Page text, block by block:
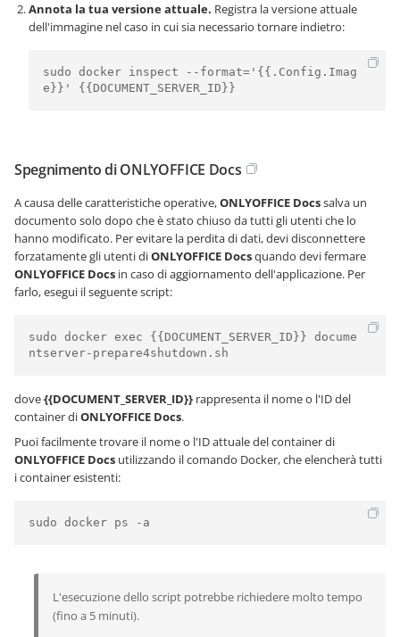
Annota la tua versione attuale. Registra la versione attuale
dell'immagine nel caso in cui sia necessario tornare indietro:
sudo docker inspect --format='{{.Config.Imag
e}}' {{DOCUMENT_SERVER_ID}}
Spegnimento di ONLYOFFICE Docs
A causa delle caratteristiche operative,ONLYOFFICE Docssalva un
documento solo dopo che è stato chiuso da tutti gli utenti che lo
hanno modificato. Per evitare la perdita di dati, devi disconnettere
forzatamente gli utenti diONLYOFFICE Docsquando devi fermare
ONLYOFFICE Docs in caso di aggiornamento dell'applicazione. Per
farlo, esegui il seguente script:
sudo docker exec {{DOCUMENT_SERVER_ID}} docume
ntserver-prepare4shutdown.sh
dove{{DOCUMENT_SERVER_ID}} rappresenta il nome o l'ID del
container diONLYOFFICE Docs.
Puoi facilmente trovare il nome o l'ID attuale del container di
ONLYOFFICE Docs utilizzando il comando Docker, che elencherà tutti
i container esistenti:
sudo docker ps -a
L'esecuzione dello script potrebbe richiedere molto tempo
(fino a 5 minuti).